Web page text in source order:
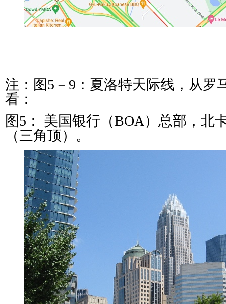
注：图5－9：夏洛特天际线，从罗
看：
图5： 美国银行（BOA）总部，北
（三角顶）。